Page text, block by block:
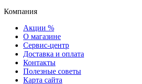
Компания
Акции %
О магазине
Сервис-центр
Доставка и оплата
Контакты
Полезные советы
Карта сайта